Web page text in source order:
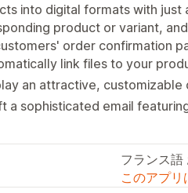
into digital formats with
product or variant,
order confirmation
link files to your
an attractive,
a sophisticated email
フランス語
このアプ